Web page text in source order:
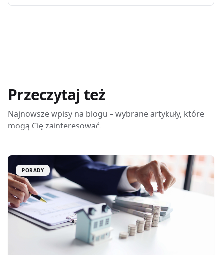
Przeczytaj też
Najnowsze wpisy na blogu – wybrane artykuły, które
mogą Cię zainteresować.
PORADY